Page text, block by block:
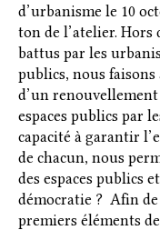
d’urbanisme le 10
ton de l’atelier. Hors
battus par les
publics, nous
d’un
espaces publics par
capacité à garantir
de chacun, nous
des espaces publics
démocratie ? Afin
premiers éléments